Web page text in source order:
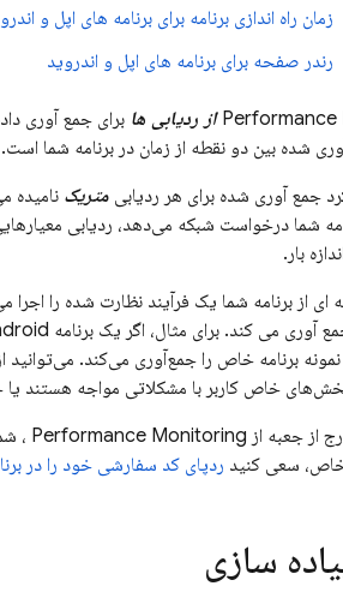
زمان راه اندازی برنامه برای برنامه های اپل و
رندر صفحه برای برنامه های اپل و اندروید
از ردیابی ها برای جمع آوری
شده بین دو نقطه از زمان در برنامه شما است.
جمع آوری شده برای هر ردیابی متریک نامیده
شما درخواست شبکه می‌دهد، ردیابی
بار.
ای از برنامه شما یک فرآیند نظارت شده را
برنامه خاص را جمع‌آوری می‌کند. می‌توانید
بخش‌های خاص کاربر با مشکلاتی مواجه هستند یا
از جعبه از Performance Monitoring ،
سعی کنید ردپای کد سفارشی خود را در
سازی